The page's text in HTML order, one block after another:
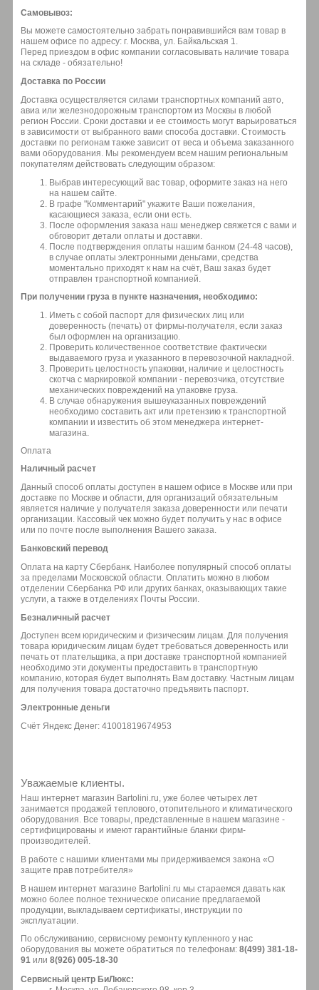
Самовывоз:
Вы можете самостоятельно забрать понравившийся вам товар в
нашем офисе по адресу: г. Москва, ул. Байкальская 1.
Перед приездом в офис компании согласовывать наличие товара
на складе - обязательно!
Доставка по России
Доставка осуществляется силами транспортных компаний авто,
авиа или железнодорожным транспортом из Москвы в любой
регион России. Сроки доставки и ее стоимость могут варьироваться
в зависимости от выбранного вами способа доставки. Стоимость
доставки по регионам также зависит от веса и объема заказанного
вами оборудования. Мы рекомендуем всем нашим региональным
покупателям действовать следующим образом:
Выбрав интересующий вас товар, оформите заказ на него
на нашем сайте.
В графе "Комментарий" укажите Ваши пожелания,
касающиеся заказа, если они есть.
После оформления заказа наш менеджер свяжется с вами и
обговорит детали оплаты и доставки.
После подтверждения оплаты нашим банком (24-48 часов),
в случае оплаты электронными деньгами, средства
моментально приходят к нам на счёт, Ваш заказ будет
отправлен транспортной компанией.
При получении груза в пункте назначения, необходимо:
Иметь с собой паспорт для физических лиц или
доверенность (печать) от фирмы-получателя, если заказ
был оформлен на организацию.
Проверить количественное соответствие фактически
выдаваемого груза и указанного в перевозочной накладной.
Проверить целостность упаковки, наличие и целостность
скотча с маркировкой компании - перевозчика, отсутствие
механических повреждений на упаковке груза.
В случае обнаружения вышеуказанных повреждений
необходимо составить акт или претензию к транспортной
компании и известить об этом менеджера интернет-
магазина.
Оплата
Наличный расчет
Данный способ оплаты доступен в нашем офисе в Москве или при
доставке по Москве и области, для организаций обязательным
является наличие у получателя заказа доверенности или печати
организации. Кассовый чек можно будет получить у нас в офисе
или по почте после выполнения Вашего заказа.
Банковский перевод
Оплата на карту Сбербанк. Наиболее популярный способ оплаты
за пределами Московской области. Оплатить можно в любом
отделении Сбербанка РФ или других банках, оказывающих такие
услуги, а также в отделениях Почты России.
Безналичный расчет
Доступен всем юридическим и физическим лицам. Для получения
товара юридическим лицам будет требоваться доверенность или
печать от плательщика, а при доставке транспортной компанией
необходимо эти документы предоставить в транспортную
компанию, которая будет выполнять Вам доставку. Частным лицам
для получения товара достаточно предъявить паспорт.
Электронные деньги
Счёт Яндекс Денег: 41001819674953
Уважаемые клиенты.
Наш интернет магазин Bartolini.ru, уже более четырех лет
занимается продажей теплового, отопительного и климатического
оборудования. Все товары, представленные в нашем магазине -
сертифицированы и имеют гарантийные бланки фирм-
производителей.
В работе с нашими клиентами мы придерживаемся закона «О
защите прав потребителя»
В нашем интернет магазине Bartolini.ru мы стараемся давать как
можно более полное техническое описание предлагаемой
продукции, выкладываем сертификаты, инструкции по
эксплуатации.
По обслуживанию, сервисному ремонту купленного у нас
оборудования вы можете обратиться по телефонам: 8(499) 381-18-
91 или 8(926) 005-18-30
Сервисный центр БиЛюкс: